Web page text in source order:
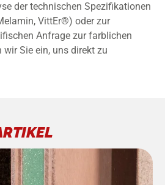
der technischen Spezifikationen
VittEr®) oder zur
Anfrage zur farblichen
Sie ein, uns direkt zu